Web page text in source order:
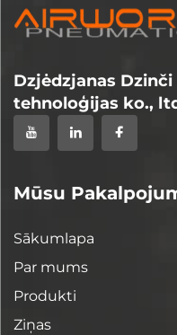
Dzjėdzjanas
tehnoloģijas ko.,
Mūsu
Sākumlapa
Par mums
Produkti
Ziņas